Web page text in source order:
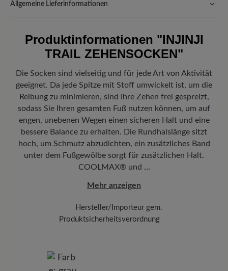
Allgemeine Lieferinformationen
hinzugefügt – unabhängig vom Bestellwert.
Freuen Sie sich auf Ihr Paket! Sobald Ihre Bestellung unser Lager in
Mit der beigefügten Sendungsnummer können Sie genau
nachverfolgen, wo sich Ihr neues BÄR Lieblingsstück gerade
befindet.
Produktinformationen "INJINJI
TRAIL ZEHENSOCKEN"
Die Socken sind vielseitig und für jede Art von Aktivität
geeignet. Da jede Spitze mit Stoff umwickelt ist, um die
Reibung zu minimieren, sind Ihre Zehen frei gespreizt,
sodass Sie Ihren gesamten Fuß nutzen können, um auf
engen, unebenen Wegen einen sicheren Halt und eine
bessere Balance zu erhalten. Die Rundhalslänge sitzt
hoch, um Schmutz abzudichten, ein zusätzliches Band
unter dem Fußgewölbe sorgt für zusätzlichen Halt.
COOLMAX® und …
Mehr anzeigen
Hersteller/Importeur gem.
Produktsicherheitsverordnung
Klockergasse 1, 86316 Friedberg, Germany
E-Mail: kontakt@al-sport.eu